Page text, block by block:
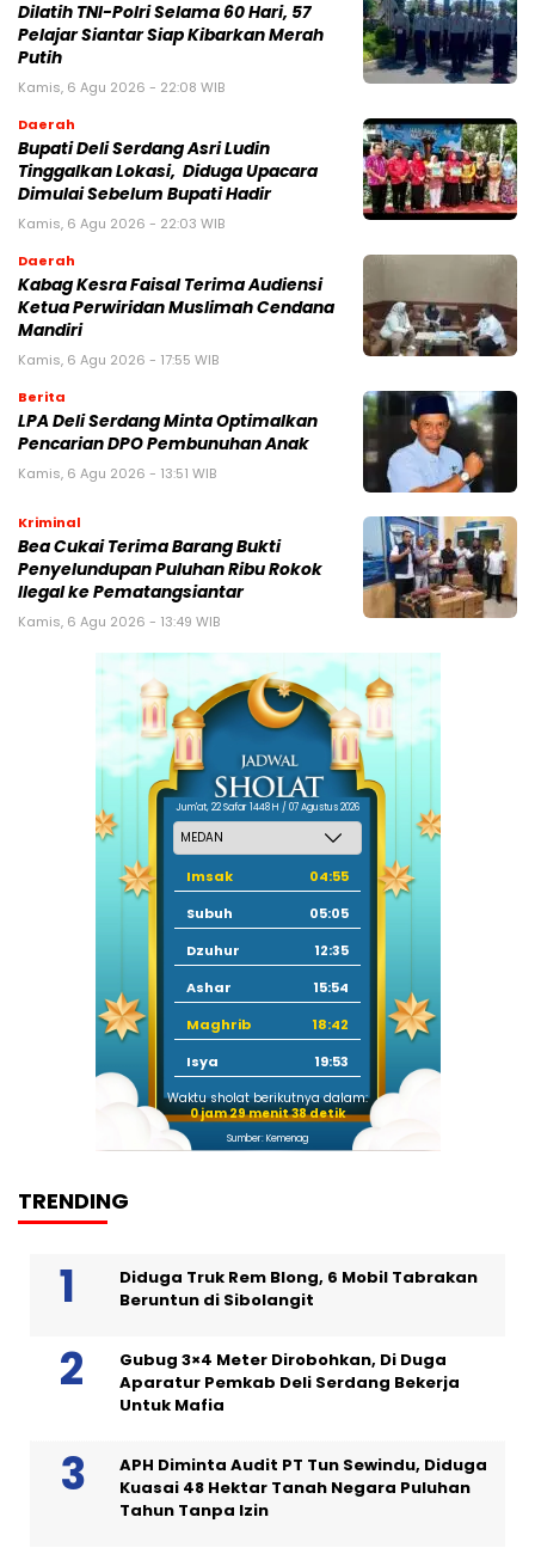
Dilatih TNI-Polri Selama 60 Hari, 57
Pelajar Siantar Siap Kibarkan Merah
Putih
Kamis, 6 Agu 2026 - 22:08 WIB
Daerah
Bupati Deli Serdang Asri Ludin
Tinggalkan Lokasi, Diduga Upacara
Dimulai Sebelum Bupati Hadir
Kamis, 6 Agu 2026 - 22:03 WIB
Daerah
Kabag Kesra Faisal Terima Audiensi
Ketua Perwiridan Muslimah Cendana
Mandiri
Kamis, 6 Agu 2026 - 17:55 WIB
Berita
LPA Deli Serdang Minta Optimalkan
Pencarian DPO Pembunuhan Anak
Kamis, 6 Agu 2026 - 13:51 WIB
Kriminal
Bea Cukai Terima Barang Bukti
Penyelundupan Puluhan Ribu Rokok
Ilegal ke Pematangsiantar
Kamis, 6 Agu 2026 - 13:49 WIB
Jum'at, 22 Safar 1448 H / 07 Agustus 2026
Imsak
04:55
Subuh
05:05
Dzuhur
12:35
Ashar
15:54
Maghrib
18:42
Isya
19:53
Waktu sholat berikutnya dalam:
0 jam 29 menit 37 detik
Sumber: Kemenag
TRENDING
Diduga Truk Rem Blong, 6 Mobil Tabrakan
Beruntun di Sibolangit
Gubug 3×4 Meter Dirobohkan, Di Duga
Aparatur Pemkab Deli Serdang Bekerja
Untuk Mafia
APH Diminta Audit PT Tun Sewindu, Diduga
Kuasai 48 Hektar Tanah Negara Puluhan
Tahun Tanpa Izin